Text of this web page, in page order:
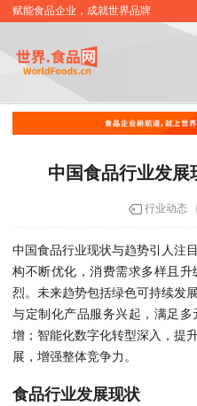
赋能食品企业，成就世界品牌
中国食品行业发展
行业动态
中国食品行业现状与趋势引人注
构不断优化，消费需求多样且
烈。未来趋势包括绿色可持续发
与定制化产品服务兴起，满足
增；智能化数字化转型深入，提
展，增强整体竞争力。
食品行业发展现状